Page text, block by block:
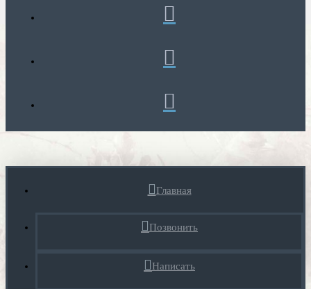
Главная
Позвонить
Написать